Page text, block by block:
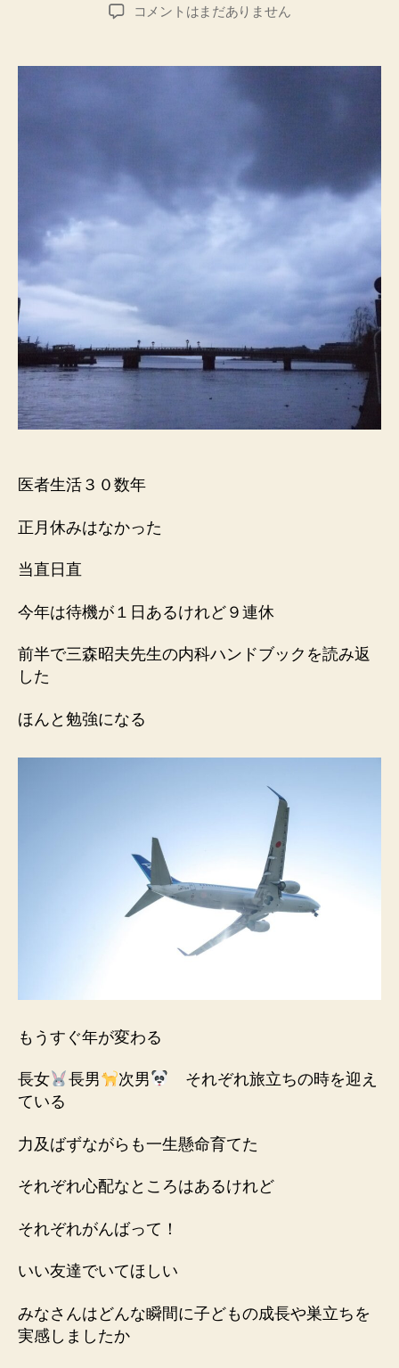
稿
日
２
５
コメントはまだありません
医者生活３０数年
正月休みはなかった
当直日直
今年は待機が１日あるけれど９連休
前半で三森昭夫先生の内科ハンドブックを読み返
した
ほんと勉強になる
もうすぐ年が変わる
長女 長男 次男
それぞれ旅立ちの時を迎え
ている
力及ばずながらも一生懸命育てた
それぞれ心配なところはあるけれど
それぞれがんばって！
いい友達でいてほしい
みなさんはどんな瞬間に子どもの成長や巣立ちを
実感しましたか